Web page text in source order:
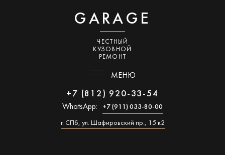
GARAGE
ЧЕСТНЫЙ
КУЗОВНОЙ
РЕМОНТ
МЕНЮ
+7 (812) 920-33-54
WhatsApp: +7 (911) 033-80-00
г. СПб, ул. Шафировский пр., 15 к2